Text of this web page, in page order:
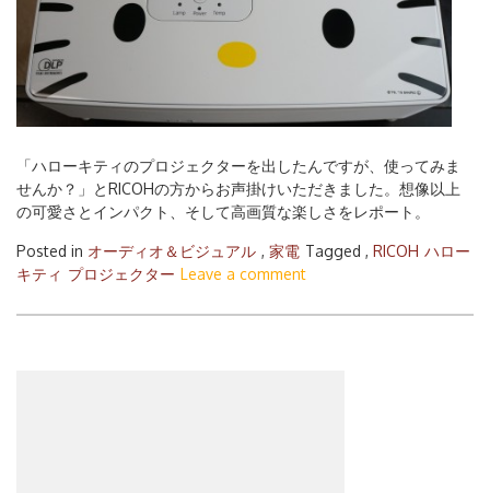
「ハローキティのプロジェクターを出したんですが、使ってみま
せんか？」とRICOHの方からお声掛けいただきました。想像以上
の可愛さとインパクト、そして高画質な楽しさをレポート。
Posted in オーディオ＆ビジュアル , 家電 Tagged , RICOH ハロー
キティ プロジェクター Leave a comment